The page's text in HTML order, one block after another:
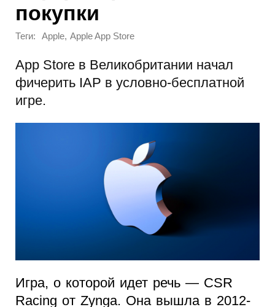
покупки
Теги: Apple, Apple App Store
App Store в Великобритании начал
фичерить IAP в условно-бесплатной
игре.
Игра, о которой идет речь — CSR
Racing от Zynga. Она вышла в 2012-